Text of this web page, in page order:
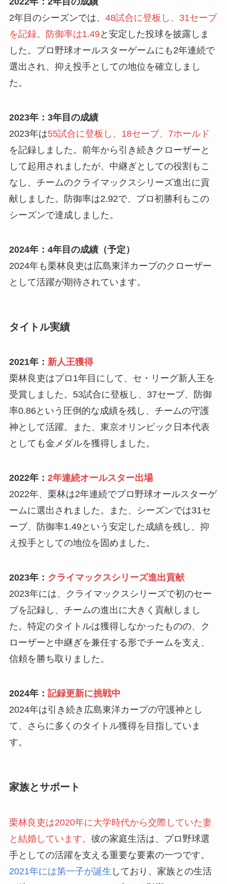
2年目のシーズンでは、 48試合に登板し、31セーブ
を記録。防御率は1.49と安定した投球を披露しま
した。プロ野球オールスターゲームにも2年連続で
選出され、抑え投手としての地位を確立しまし
た。
2023年：3年目の成績
2023年は55試合に登板し、18セーブ、7ホールド
を記録しました。前年から引き続きクローザーと
して起用されましたが、中継ぎとしての役割もこ
なし、チームのクライマックスシリーズ進出に貢
献しました。防御率は2.92で、プロ初勝利もこの
シーズンで達成しました。
2024年：4年目の成績（予定）
2024年も栗林良吏は広島東洋カープのクローザー
として活躍が期待されています。
タイトル実績
2021年： 新人王獲得
栗林良吏はプロ1年目にして、セ・リーグ新人王を
受賞しました。53試合に登板し、37セーブ、防御
率0.86という圧倒的な成績を残し、チームの守護
神として活躍。また、東京オリンピック日本代表
としても金メダルを獲得しました。
2022年： 2年連続オールスター出場
2022年、栗林は2年連続でプロ野球オールスターゲ
ームに選出されました。また、シーズンでは31セ
ーブ、防御率1.49という安定した成績を残し、抑
え投手としての地位を固めました。
2023年： クライマックスシリーズ進出貢献
2023年には、クライマックスシリーズで初のセー
ブを記録し、チームの進出に大きく貢献しまし
た。特定のタイトルは獲得しなかったものの、ク
ローザーと中継ぎを兼任する形でチームを支え、
信頼を勝ち取りました。
2024年： 記録更新に挑戦中
2024年は引き続き広島東洋カープの守護神とし
て、さらに多くのタイトル獲得を目指していま
す。
家族とサポート
栗林良吏は2020年に大学時代から交際していた妻
と結婚しています。 彼の家庭生活は、プロ野球選
手としての活躍を支える重要な要素の一つです。
2021年には第一子が誕生 しており、家族との生活